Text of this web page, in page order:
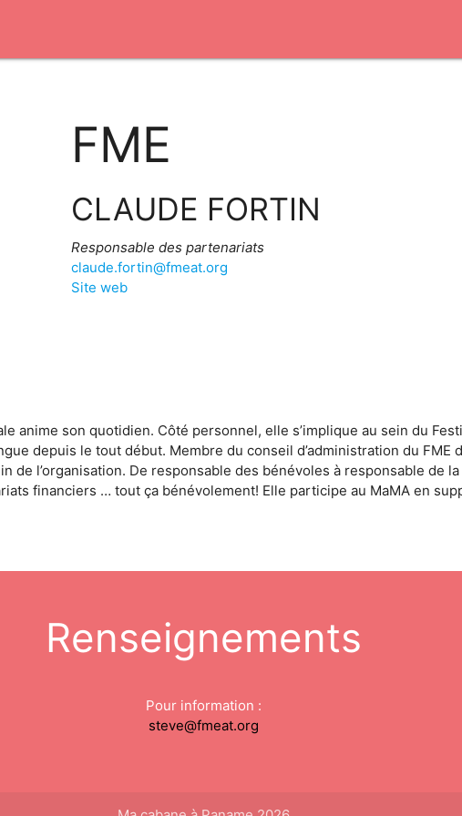
FME
CLAUDE FORTIN
Responsable des partenariats
claude.fortin@fmeat.org
Site web
anime son quotidien. Côté personnel, elle s’implique au sein du
depuis le tout début. Membre du conseil d’administration du FME
de l’organisation. De responsable des bénévoles à responsable de
financiers … tout ça bénévolement! Elle participe au MaMA en
Renseignements
Pour information :
steve@fmeat.org